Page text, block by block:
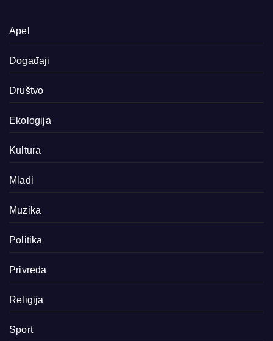
Apel
Događaji
Društvo
Ekologija
Kultura
Mladi
Muzika
Politika
Privreda
Religija
Sport